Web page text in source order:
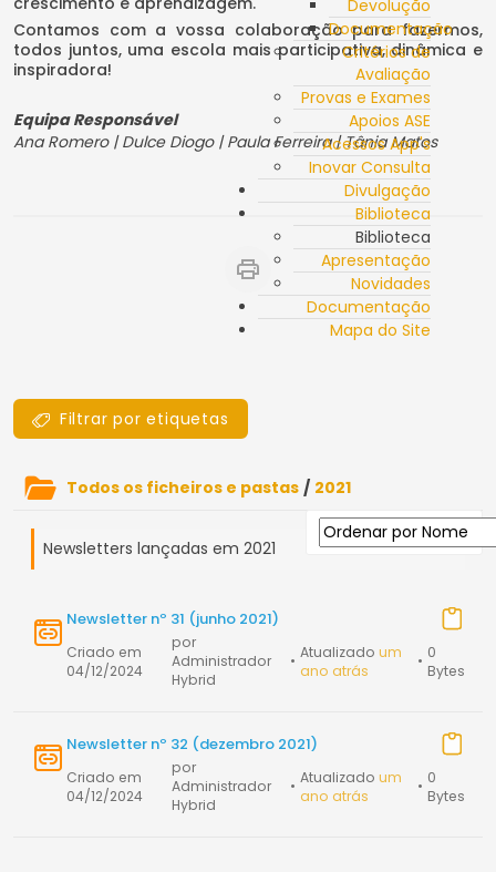
Devolução
Documentação
Critérios de
Avaliação
Provas e Exames
Apoios ASE
Acessos App's
Inovar Consulta
Divulgação
Biblioteca
Biblioteca
Apresentação
Novidades
Documentação
Mapa do Site
Contamos com a vossa colaboração para fazermos,
todos juntos, uma escola mais participativa, dinâmica e
inspiradora!
Equipa Responsável
Ana Romero | Dulce Diogo | Paula Ferreira | Tânia Matos
Filtrar por etiquetas
Todos os ficheiros e pastas / 2021
Newsletters lançadas em 2021
Newsletter nº 31 (junho 2021)
Criado em
04/12/2024
por
Administrador
Hybrid
• Atualizado um
ano atrás
• 0
Bytes
Newsletter nº 32 (dezembro 2021)
Criado em
04/12/2024
por
Administrador
Hybrid
• Atualizado um
ano atrás
• 0
Bytes